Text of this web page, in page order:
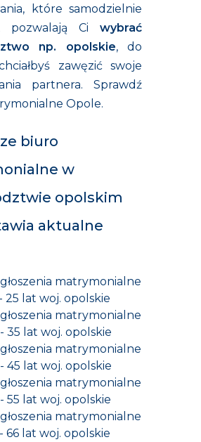
które samodzielnie
pozwalają Ci wybrać
np. opolskie, do
zawęzić swoje
partnera. Sprawdź
Opole.
biuro
w
opolskim
aktualne
matrymonialne
25 lat woj. opolskie
matrymonialne
35 lat woj. opolskie
matrymonialne
45 lat woj. opolskie
matrymonialne
55 lat woj. opolskie
matrymonialne
66 lat woj. opolskie